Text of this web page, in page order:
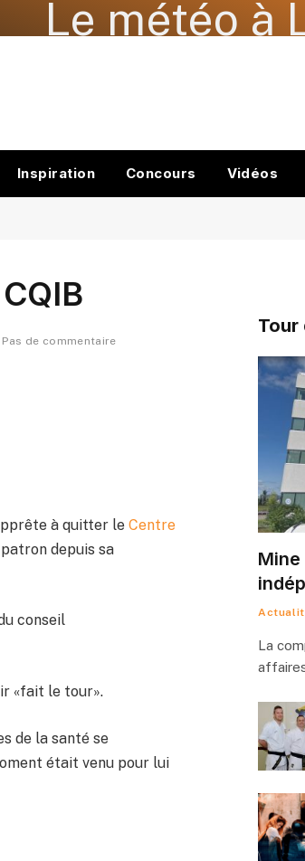
Le météo à
Inspiration Concours Vidéos
Pas de commentaire
à quitter leCentre
depuis sa
conseil
«fait le tour».
de la santé se
était venu pour lui
Tour
La